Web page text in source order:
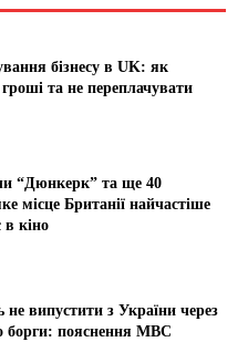
бізнесу в UK: як
та не переплачувати
“Дюнкерк” та ще 40
місце Британії найчастіше
в кіно
випустити з України через
борги: пояснення МВС